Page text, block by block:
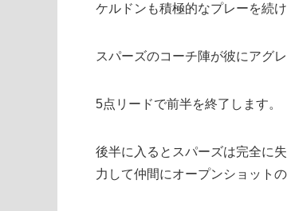
ケルドンも積極的なプレーを続
スパーズのコーチ陣が彼にアグ
5点リードで前半を終了します。
後半に入るとスパーズは完全に
力して仲間にオープンショット